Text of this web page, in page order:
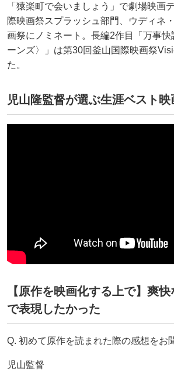
「猿楽町で会いましょう」で劇場映画
際映画祭スプラッシュ部門、ウディネ
画祭にノミネート。長編2作目「万事快
ーンズ〉」は第30回釜山国際映画祭
た。
児山隆監督が選ぶ生涯ベスト映
【原作を映画化する上で】爽
で表現したかった
Q. 初めて原作を読まれた際の感想をお
児山監督